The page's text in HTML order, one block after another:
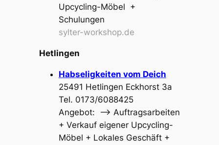
Upcycling-Möbel +
Schulungen
sylter-workshop.de
Hetlingen
Habseligkeiten vom Deich
25491 Hetlingen Eckhorst 3a
Tel. 0173/6088425
Angebot: –> Auftragsarbeiten
+ Verkauf eigener Upcycling-
Möbel + Lokales Geschäft +